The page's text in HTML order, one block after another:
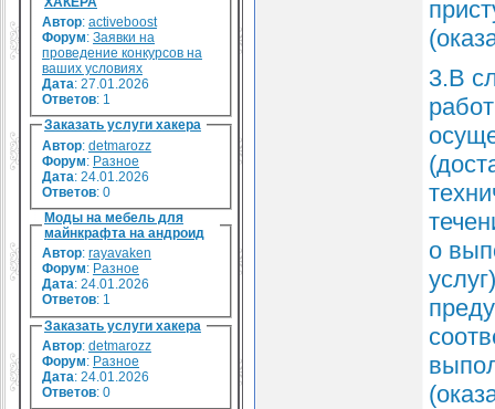
Автор: activeboost
Форум: Заявки на
проведение конкурсов на
ваших условиях
Дата: 27.01.2026
Ответов: 1
Заказать услуги хакера
Автор: detmarozz
Форум: Разное
Дата: 24.01.2026
Ответов: 0
Моды на мебель для
майнкрафта на андроид
Автор: rayavaken
Форум: Разное
Дата: 24.01.2026
Ответов: 1
Заказать услуги хакера
Автор: detmarozz
Форум: Разное
Дата: 24.01.2026
Ответов: 0
3.В
о